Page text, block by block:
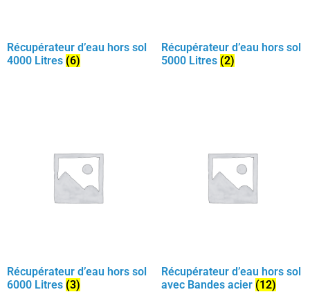
Récupérateur d’eau hors sol
4000 Litres (6)
Récupérateur d’eau hors sol
5000 Litres (2)
Récupérateur d’eau hors sol
6000 Litres (3)
Récupérateur d’eau hors sol
avec Bandes acier (12)